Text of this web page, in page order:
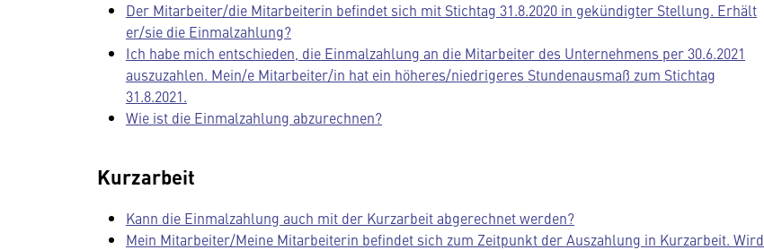
Der Mitarbeiter/die Mitarbeiterin befindet sich mit Stichtag 31.8.2020 in gekündigter Stellung. Erhält
er/sie die Einmalzahlung?
Ich habe mich entschieden, die Einmalzahlung an die Mitarbeiter des Unternehmens per 30.6.2021
auszuzahlen. Mein/e Mitarbeiter/in hat ein höheres/niedrigeres Stundenausmaß zum Stichtag
31.8.2021.
Wie ist die Einmalzahlung abzurechnen?
Kurzarbeit
Kann die Einmalzahlung auch mit der Kurzarbeit abgerechnet werden?
Mein Mitarbeiter/Meine Mitarbeiterin befindet sich zum Zeitpunkt der Auszahlung in Kurzarbeit. Wird